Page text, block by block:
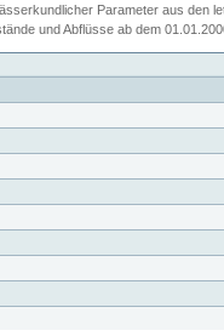
Parameter aus den
und Abflüsse ab dem